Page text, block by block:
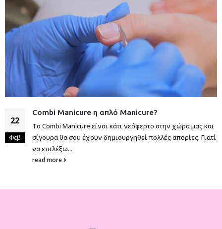
22
Φεβ
Combi Manicure η απλό Manicure?
Το Combi Manicure είναι κάτι νεόφερτο στην χώρα μας και
σίγουρα θα σου έχουν δημιουργηθεί πολλές απορίες. Γιατί
να επιλέξω...
read more